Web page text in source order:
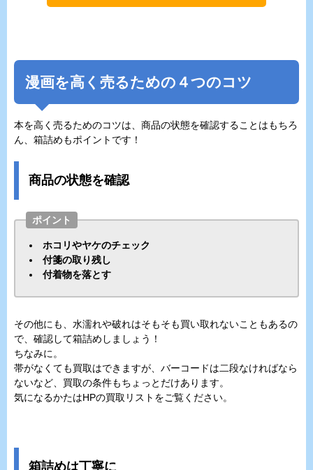
漫画を高く売るための４つのコツ
本を高く売るためのコツは、商品の状態を確認することはもちろ
ん、箱詰めもポイントです！
商品の状態を確認
ポイント
ホコリやヤケのチェック
付箋の取り残し
付着物を落とす
その他にも、水濡れや破れはそもそも買い取れないこともあるの
で、確認して箱詰めしましょう！
ちなみに。
帯がなくても買取はできますが、バーコードは二段なければなら
ないなど、買取の条件もちょっとだけあります。
気になるかたはHPの買取リストをご覧ください。
箱詰めは丁寧に